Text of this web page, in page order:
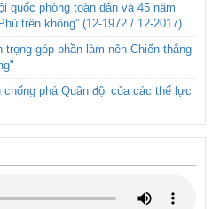
quốc phòng toàn dân và 45 năm
trên không” (12-1972 / 12-2017)
góp phần làm nên Chiến thắng
phá Quân đội của các thế lực